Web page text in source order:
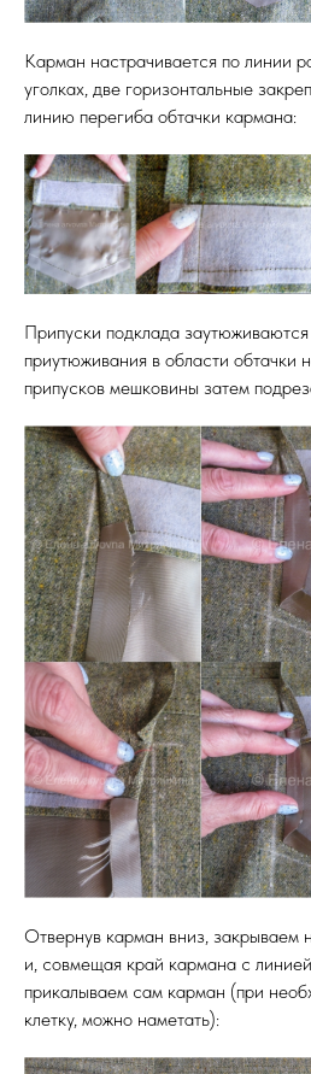
Карман настрачивается по линии
уголках, две горизонтальные
линию перегиба обтачки кармана:
Припуски подклада
приутюживания в области обтачки
припусков мешковины затем
Отвернув карман вниз, закрываем
и, совмещая край кармана с
прикалываем сам карман (при
клетку, можно наметать):